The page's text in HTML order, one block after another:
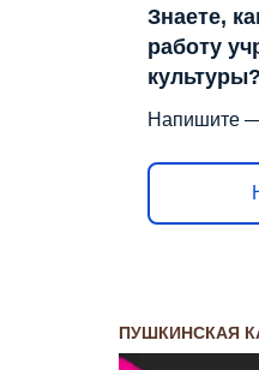
Знаете,
работу
культуры?
Напишите
ПУШКИНСКАЯ